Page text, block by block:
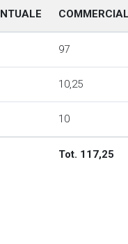
97
10,25
10
Tot. 117,25